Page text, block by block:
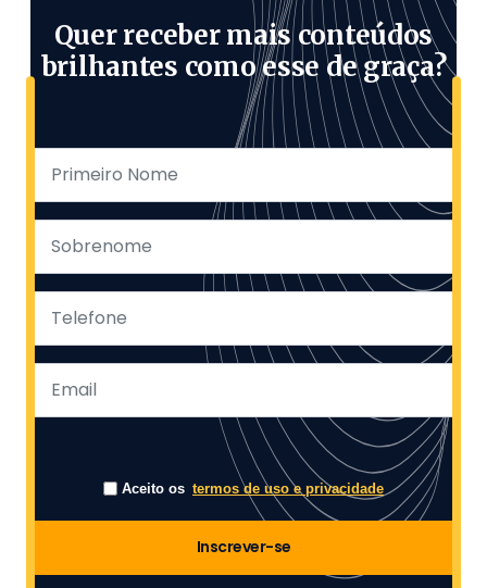
Quer receber mais conteúdos
brilhantes como esse de graça?
Aceito os termos de uso e privacidade
Inscrever-se